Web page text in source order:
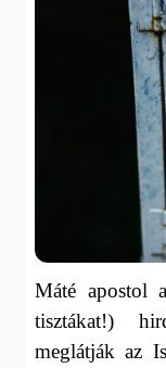
Máté apostol
tisztákat!)
meglátják az